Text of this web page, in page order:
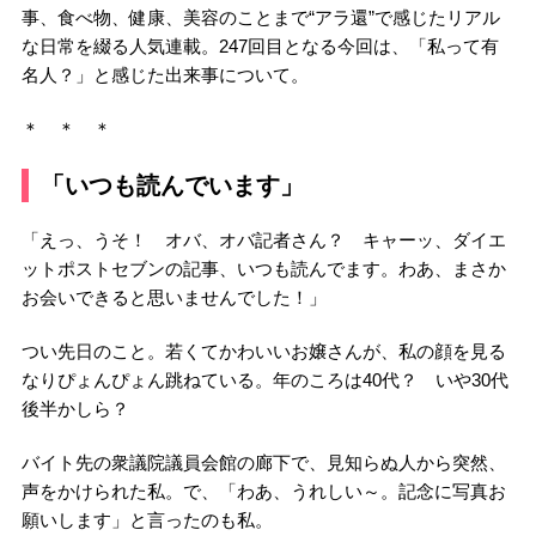
事、食べ物、健康、美容のことまで“アラ還”で感じたリアル
な日常を綴る人気連載。247回目となる今回は、「私って有
名人？」と感じた出来事について。
＊ ＊ ＊
「いつも読んでいます」
「えっ、うそ！ オバ、オバ記者さん？ キャーッ、ダイエ
ットポストセブンの記事、いつも読んでます。わあ、まさか
お会いできると思いませんでした！」
つい先日のこと。若くてかわいいお嬢さんが、私の顔を見る
なりぴょんぴょん跳ねている。年のころは40代？ いや30代
後半かしら？
バイト先の衆議院議員会館の廊下で、見知らぬ人から突然、
声をかけられた私。で、「わあ、うれしい～。記念に写真お
願いします」と言ったのも私。